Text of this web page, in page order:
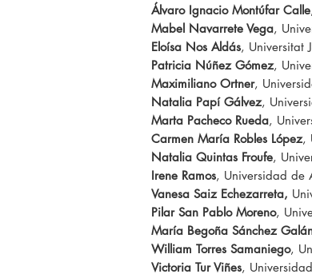
Álvaro Ignacio Montúfar Calle
Mabel Navarrete Vega,
Eloísa Nos Aldás, Universitat
Patricia Núñez Gómez,
Maximiliano Ortner,
Natalia Papí Gálvez,
Marta Pacheco Rueda,
Carmen María Robles López,
Natalia Quintas Froufe,
Irene Ramos, Universidad de
Vanesa Saiz Echezarreta,
Pilar San Pablo Moreno,
María Begoña Sánchez
William Torres Samaniego,
Victoria Tur Viñes,